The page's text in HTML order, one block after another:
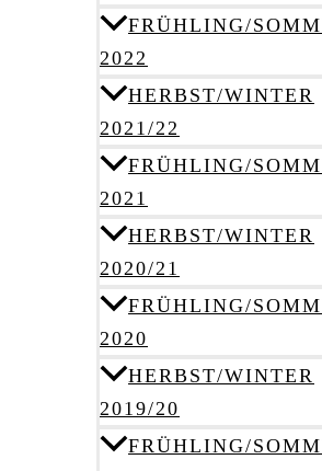
FRÜHLING/
2022
HERBST/WINTER
2021/22
FRÜHLING/
2021
HERBST/WINTER
2020/21
FRÜHLING/
2020
HERBST/WINTER
2019/20
FRÜHLING/